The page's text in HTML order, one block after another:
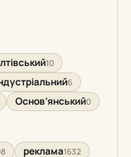
10
6
Основ’янський0
реклама1632